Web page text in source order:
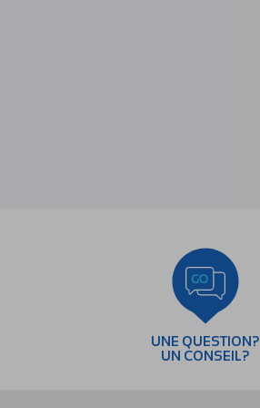
UNE QUESTION?
UN CONSEIL?